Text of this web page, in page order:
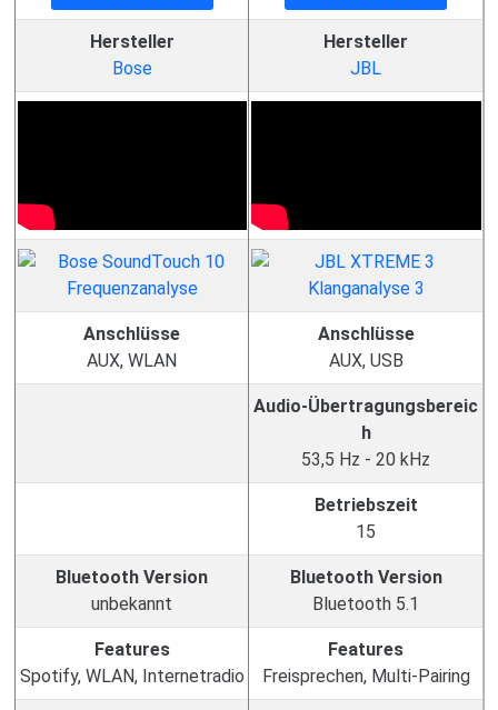
Hersteller
Bose
Hersteller
JBL
Anschlüsse
AUX, WLAN
Anschlüsse
AUX, USB
Audio-Übertragungsbereic
h
53,5 Hz - 20 kHz
Betriebszeit
15
Bluetooth Version
unbekannt
Bluetooth Version
Bluetooth 5.1
Features
Spotify, WLAN, Internetradio
Features
Freisprechen, Multi-Pairing